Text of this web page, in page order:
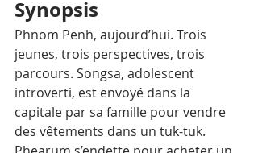
Synopsis
Phnom Penh, aujourd’hui. Trois
jeunes, trois perspectives, trois
parcours. Songsa, adolescent
introverti, est envoyé dans la
capitale par sa famille pour vendre
des vêtements dans un tuk-tuk.